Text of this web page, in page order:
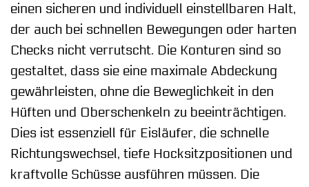
einen sicheren und individuell einstellbaren Halt,
der auch bei schnellen Bewegungen oder harten
Checks nicht verrutscht. Die Konturen sind so
gestaltet, dass sie eine maximale Abdeckung
gewährleisten, ohne die Beweglichkeit in den
Hüften und Oberschenkeln zu beeinträchtigen.
Dies ist essenziell für Eisläufer, die schnelle
Richtungswechsel, tiefe Hocksitzpositionen und
kraftvolle Schüsse ausführen müssen. Die